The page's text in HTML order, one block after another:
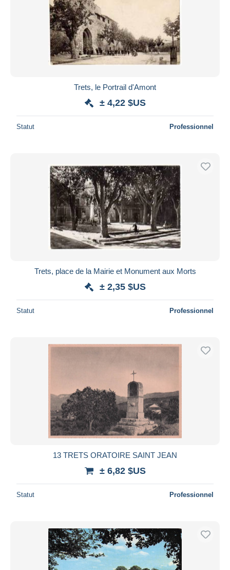
Trets, le Portrail d'Amont
± 4,22 $US
Statut Professionnel
Trets, place de la Mairie et Monument aux Morts
± 2,35 $US
Statut Professionnel
13 TRETS ORATOIRE SAINT JEAN
± 6,82 $US
Statut Professionnel